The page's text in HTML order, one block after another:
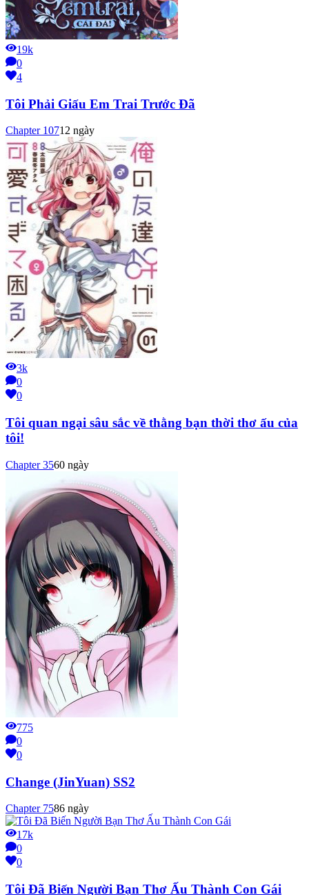
19k
0
4
Tôi Phải Giấu Em Trai Trước Đã
Chapter 10712 ngày
3k
0
0
Tôi quan ngại sâu sắc về thằng bạn thời thơ ấu của
tôi!
Chapter3560 ngày
775
0
0
Change (JinYuan) SS2
Chapter 7586 ngày
17k
0
0
Tôi Đã Biến Người Bạn Thơ Ấu Thành Con Gái